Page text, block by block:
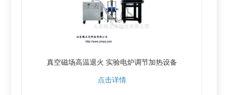
真空磁场高温退火 实验电炉调节加热设备
点击详情